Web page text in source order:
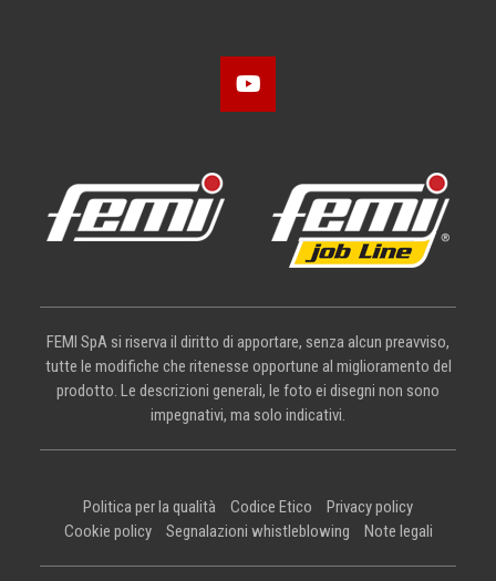
FEMI SpA si riserva il diritto di apportare, senza alcun preavviso,
tutte le modifiche che ritenesse opportune al miglioramento del
prodotto. Le descrizioni generali, le foto ei disegni non sono
impegnativi, ma solo indicativi.
Politica per la qualità Codice Etico
Privacy policy
Cookie policy
Segnalazioni whistleblowing Note legali